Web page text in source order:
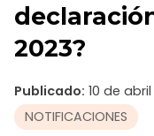
2023?
Publicado: 10 de abril
NOTIFICACIONES